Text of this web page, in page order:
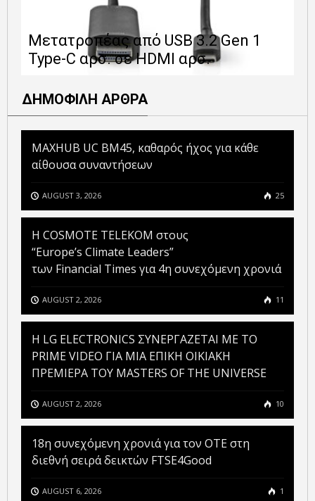
Μετατροπέας από USB 3.2 Gen 1
Type-C αρσ. σε HDMI αρσ.
ΔΗΜΟΦΙΛΗ ΑΡΘΡΑ
MAXHUB UC BM45, καθαρός ήχος για κάθε
αίθουσα συναντήσεων
AUGUST 3, 2026 25
Η COSMOTE TELEKOM στους
“Europe’s Climate Leaders”
των Financial Times για 4η συνεχόμενη χρονιά
AUGUST 2, 2026 11
H LG ELECTRONICS ΣΥΝΕΡΓΑΖΕΤΑΙ ΜΕ ΤΟ
PRIME VIDEO ΓΙΑ ΜΙΑ ΕΠΙΚΗ ΟΙΚΙΑΚΗ
ΠΡΕΜΙΕΡΑ ΤΟΥ MASTERS OF THE UNIVERSE
AUGUST 2, 2026 10
18η συνεχόμενη χρονιά για τον ΟΤΕ στη
διεθνή σειρά δεικτών FTSE4Good
AUGUST 6, 2026 1